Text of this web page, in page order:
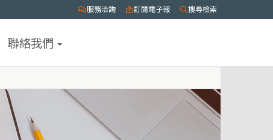
服務洽詢 訂閱電子報 搜尋檢索
聯絡我們